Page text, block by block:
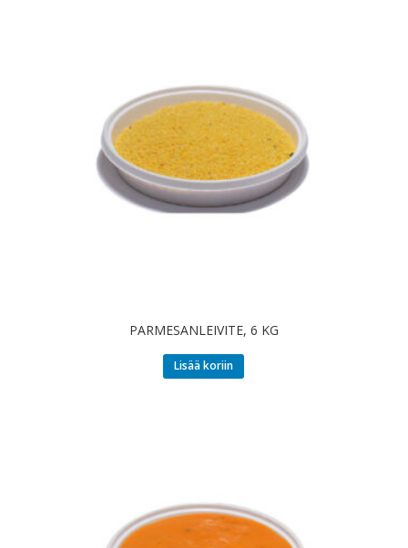
PARMESANLEIVITE, 6 KG
Lisää koriin